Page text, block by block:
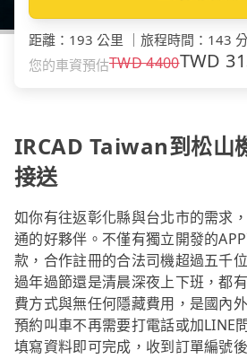
距離 ： 193 公里 旅程時間 ： 143
您的車資預估TWD4400TWD
IRCAD Taiwan到松山
接送
如你有往返彰化縣與台北市的需求
通的好夥伴。不僅有獨立開發的
款，合作註冊的合法司機超過五千
過年過節還是清晨深夜上下班，都
費方式與無任何隱藏費用，是國內
預約叫車不再需要打電話或加LINE
填寫資料即可完成，收到訂單編號